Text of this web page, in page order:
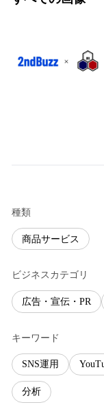
種類
商品サービス
ビジネスカテゴリ
広告・宣伝・PR
キーワード
SNS運用
分析